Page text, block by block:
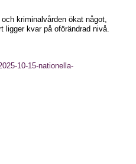
kriminalvården ökat något,
kvar på oförändrad nivå.
10-15-nationella-